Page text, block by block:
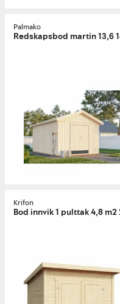
Palmako
Redskapsbod martin 13,6
Krifon
Bod innvik 1 pulttak 4,8 m2